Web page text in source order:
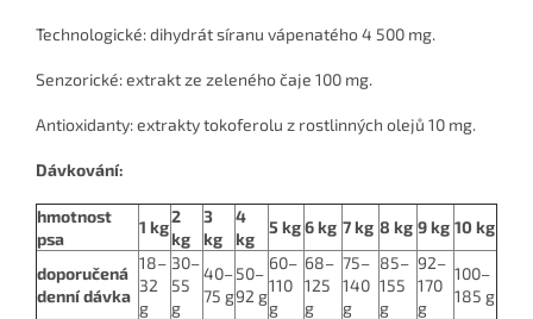
Technologické: dihydrát síranu vápenatého 4 500 mg.
Senzorické: extrakt ze zeleného čaje 100 mg.
Antioxidanty: extrakty tokoferolu z rostlinných olejů 10 mg.
Dávkování:
hmotnost
psa
1 kg
2
kg
3
kg
4
kg
5 kg6 kg 7 kg 8 kg 9 kg 10 kg
doporučená
denní dávka
18–
32
g
30–
55
g
40–
75 g
50–
92 g
60–
110
g
68–
125
g
75–
140
g
85–
155
g
92–
170
g
100–
185 g